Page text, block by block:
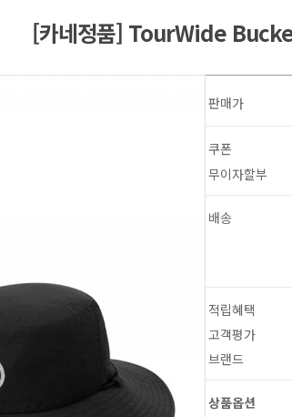
1
[카네정품] TourWide
판매가
쿠폰
무이자할부
배송
적립혜택
고객평가
브랜드
상품옵션